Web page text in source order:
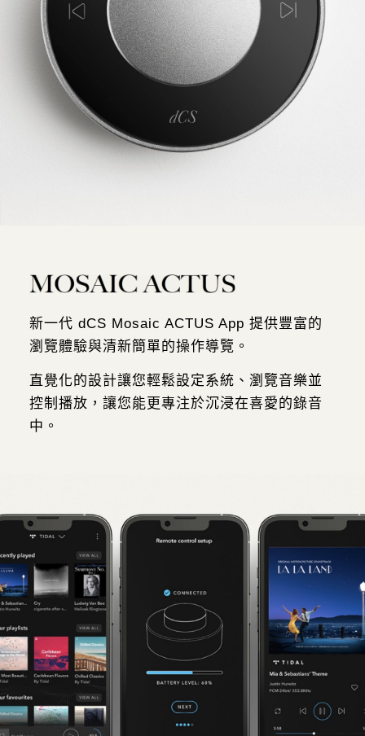
新一代 dCS Mosaic ACTUS App 提供豐富的
瀏覽體驗與清新簡單的操作導覽。
直覺化的設計讓您輕鬆設定系統、瀏覽音樂並
控制播放，讓您能更專注於沉浸在喜愛的錄音
中。